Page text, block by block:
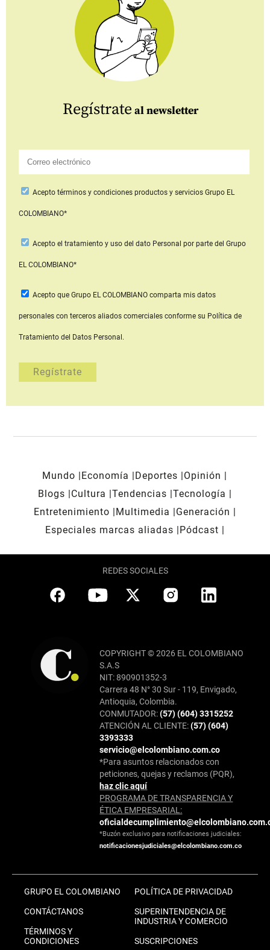
Regístrate al newsletter
Aceptotérminos y condiciones productos y serviciosGrupo EL
COLOMBIANO*
Acepto el tratamiento y uso del dato Personal por parte del Grupo
EL COLOMBIANO*
Acepto que Grupo EL COLOMBIANOcomparta mis datos
personales con terceros aliados comerciales conforme su Política de
Tratamiento del Datos Personal.
Mundo Economía Deportes
Opinión
Blogs
Cultura Tendencias Tecnología
Entretenimiento
Multimedia
Generación
Especiales marcas aliadas
Pódcast
REDES SOCIALES
COPYRIGHT © 2026 EL COLOMBIANO
S.A.S
NIT: 890901352-3
Carrera 48 N° 30 Sur - 119, Envigado,
Antioquia, Colombia.
CONMUTADOR:(57) (604) 3315252
ATENCIÓN AL CLIENTE:(57) (604)
3393333
servicio@elcolombiano.com.co
*Para asuntos relacionados con
peticiones, quejas y reclamos (PQR),
haz clic aquí
PROGRAMA DE TRANSPARENCIA Y
ÉTICA EMPRESARIAL:
*Buzón exclusivo para notificaciones judiciales:
notificacionesjudiciales@elcolombiano.com.co
GRUPO EL COLOMBIANO
CONTÁCTANOS
TÉRMINOS Y
CONDICIONES
POLÍTICA DE PRIVACIDAD
SUPERINTENDENCIA DE
INDUSTRIA Y COMERCIO
SUSCRIPCIONES